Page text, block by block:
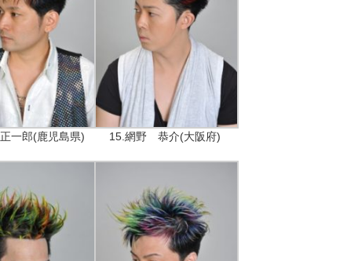
一郎(鹿児島県) 15.網野 恭介(大阪府)